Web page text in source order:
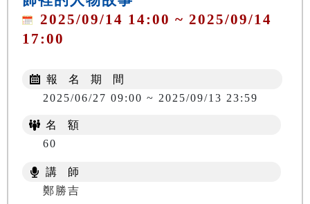
2025/09/14 14:00 ~ 2025/09/14
17:00
報 名 期 間
2025/06/27 09:00 ~ 2025/09/13 23:59
名 額
60
講 師
鄭勝吉